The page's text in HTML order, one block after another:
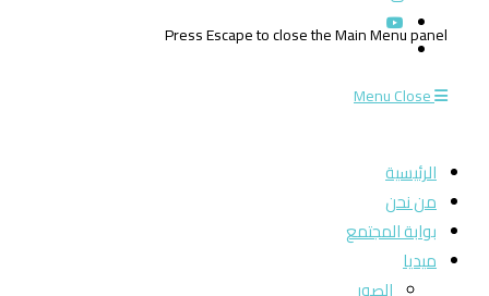
Press Escape to close the Main Menu panel
MenuClose
الرئيسية
من نحن
بوابة المجتمع
ميديا